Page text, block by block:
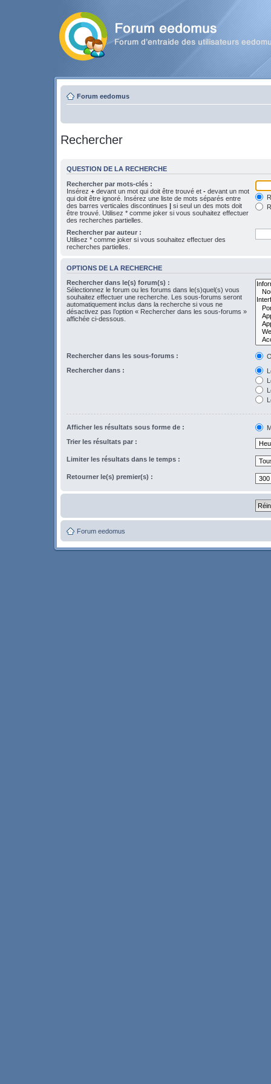
Forum eedomus
Rechercher
QUESTION DE LA RECHERCHE
Rechercher par mots-clés :
Insérez + devant un mot qui doit être trouvé et - devant un mot
qui doit être ignoré. Insérez une liste de mots séparés entre
des barres verticales discontinues | si seul un des mots doit
être trouvé. Utilisez * comme joker si vous souhaitez effectuer
des recherches partielles.
Rechercher par auteur :
Utilisez * comme joker si vous souhaitez effectuer des
recherches partielles.
OPTIONS DE LA RECHERCHE
Rechercher dans le(s) forum(s) :
Sélectionnez le forum ou les forums dans le(s)quel(s) vous
souhaitez effectuer une recherche. Les sous-forums seront
automatiquement inclus dans la recherche si vous ne
désactivez pas l’option « Rechercher dans les sous-forums »
affichée ci-dessous.
Rechercher dans les sous-forums :
Rechercher dans :
Afficher les résultats sous forme de :
Trier les résultats par :
Limiter les résultats dans le temps :
Retourner le(s) premier(s) :
Forum eedomus